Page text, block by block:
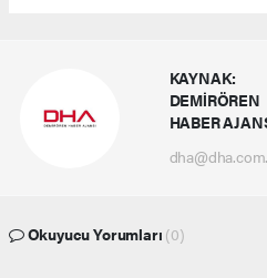
KAYNAK:
DEMİRÖREN
HABER
Okuyucu Yorumları (0)